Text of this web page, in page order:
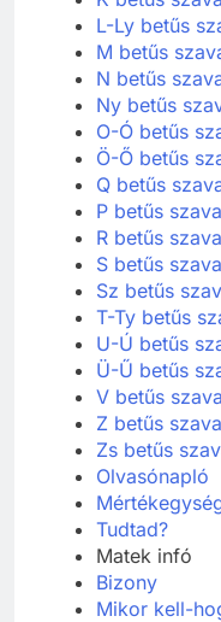
L-Ly betűs
M betűs
N betűs
Ny betűs
O-Ó betűs
Ö-Ő betűs
Q betűs
P betűs
R betűs
S betűs
Sz betűs
T-Ty betűs
U-Ú betűs
Ü-Ű betűs
V betűs
Z betűs
Zs betűs
Olvasónapló
Tudtad?
Matek infó
Bizony
Mikor kell-